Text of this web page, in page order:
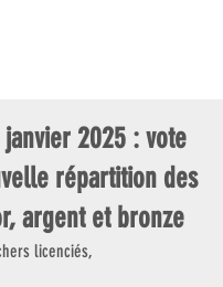
2025 : vote
répartition des
argent et bronze
licenciés,